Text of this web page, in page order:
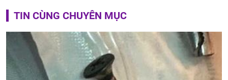
TIN CÙNG CHUYÊN MỤC